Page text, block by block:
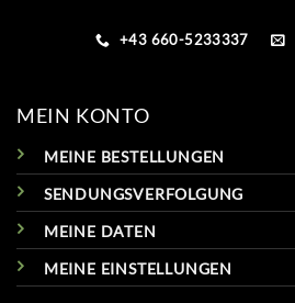
+43 660-5233337
MEIN KONTO
MEINE BESTELLUNGEN
SENDUNGSVERFOLGUNG
MEINE DATEN
MEINE EINSTELLUNGEN